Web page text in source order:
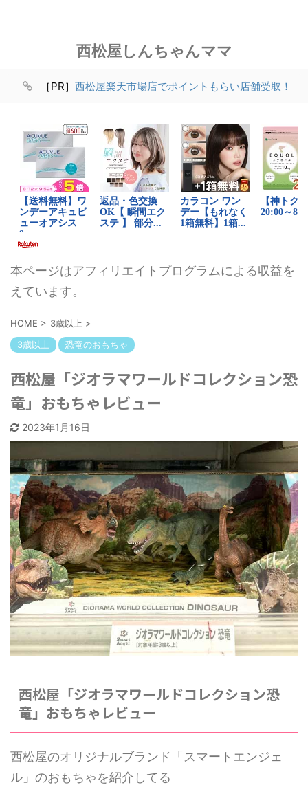
西松屋しんちゃんママ
［PR］ 西松屋楽天市場店でポイントもらい店舗受取！
本ページはアフィリエイトプログラムによる収益を
えています。
HOME > 3歳以上 >
3歳以上
恐竜のおもちゃ
西松屋「ジオラマワールドコレクション恐
竜」おもちゃレビュー
2023年1月16日
西松屋「ジオラマワールドコレクション恐
竜」おもちゃレビュー
西松屋のオリジナルブランド「スマートエンジェ
ル」のおもちゃを紹介してる